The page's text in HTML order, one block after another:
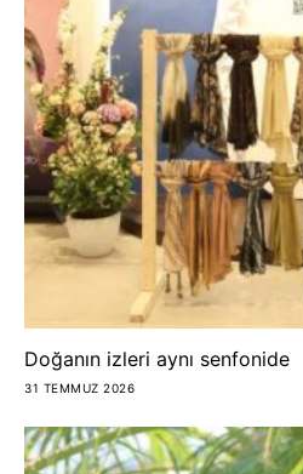
Doğanın izleri aynı senfonide
31 TEMMUZ 2026